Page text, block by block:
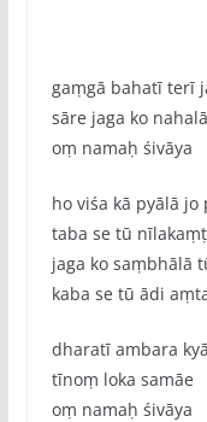
gaṃgā bahatī terī
sāre jaga ko
oṃ namaḥ śivāya
ho viśa kā pyālā jo
taba se tū
jaga ko saṃbhālā
kaba se tū ādi
dharatī ambara
tīnoṃ loka samāe
oṃ namaḥ śivāya